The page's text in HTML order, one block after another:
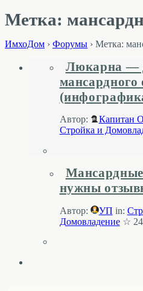
Метка:
ИмхоДом › Форумы › Метка:
Люкарна —
мансардного
Автор: Капитан
Стройка и
нужны
Автор: УП in:
Домовладение☆ 24